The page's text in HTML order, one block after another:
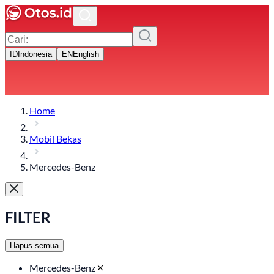
ID Indonesia EN English
Home
Mobil Bekas
Mercedes-Benz
FILTER
Hapus semua
Mercedes-Benz